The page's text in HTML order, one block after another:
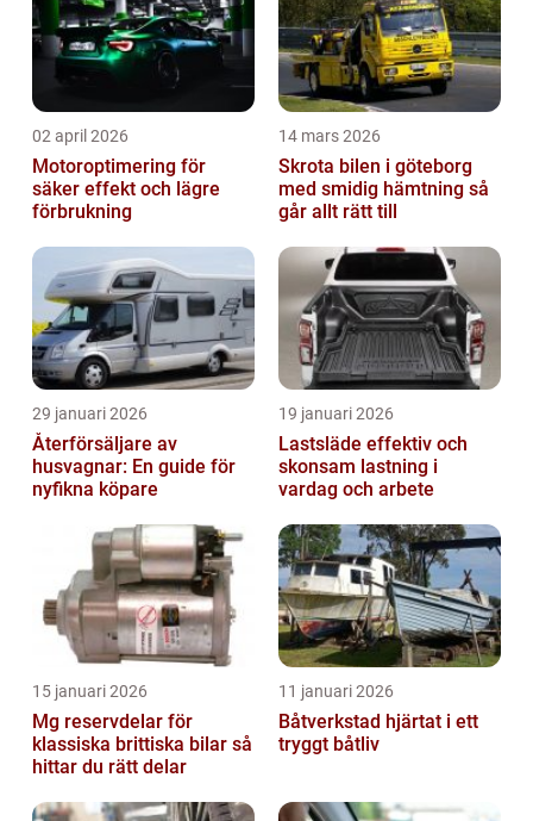
02 april 2026
Motoroptimering för
säker effekt och lägre
förbrukning
14 mars 2026
Skrota bilen i göteborg
med smidig hämtning så
går allt rätt till
29 januari 2026
Återförsäljare av
husvagnar: En guide för
nyfikna köpare
19 januari 2026
Lastsläde effektiv och
skonsam lastning i
vardag och arbete
15 januari 2026
Mg reservdelar för
klassiska brittiska bilar så
hittar du rätt delar
11 januari 2026
Båtverkstad hjärtat i ett
tryggt båtliv